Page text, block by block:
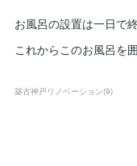
お風呂の設置は一日で
これからこのお風呂を
築古神戸リノベーション(9)